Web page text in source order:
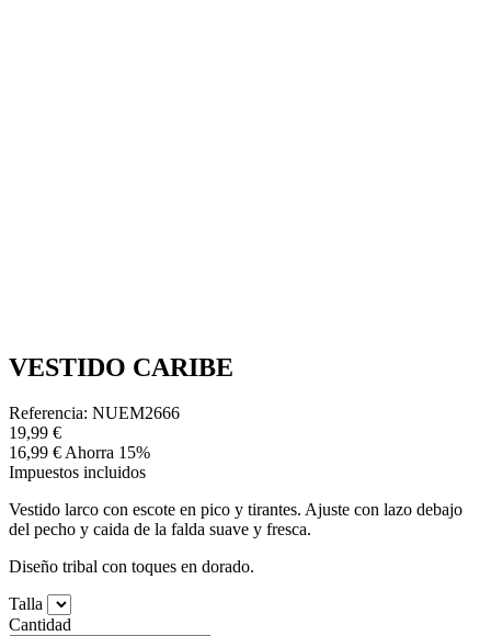
VESTIDO CARIBE
Referencia: NUEM2666
19,99 €
16,99 €Ahorra 15%
Impuestos incluidos
Vestido larco con escote en pico y tirantes. Ajuste con lazo debajo
del pecho y caida de la falda suave y fresca.
Diseño tribal con toques en dorado.
Talla
Cantidad